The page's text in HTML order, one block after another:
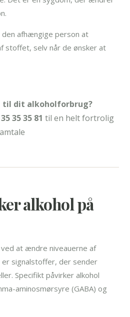
afhængige person at
stoffet, selv når de ønsker at
til dit alkoholforbrug?
35 35 81 til en helt fortrolig
alkohol på
at ændre niveauerne af
signalstoffer, der sender
Specifikt påvirker alkohol
aminosmørsyre (GABA) og